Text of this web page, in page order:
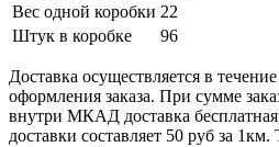
Вес одной коробки 22
Штук в коробке
96
Доставка осуществляется в
оформления заказа. При сумме
внутри МКАД доставка
доставки составляет 50 руб за